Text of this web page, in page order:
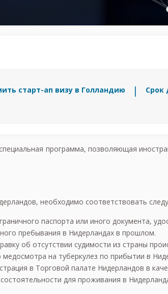
старт-ап визу в Голландию Срок
программа, позволяющая
необходимо соответствовать
паспорта или иного документа,
пребывания в Нидерландах в прошлом.
об отсутствии судимости из страны
на туберкулез по прибытии в
в Торговой палате Нидерландов в
для проживания в